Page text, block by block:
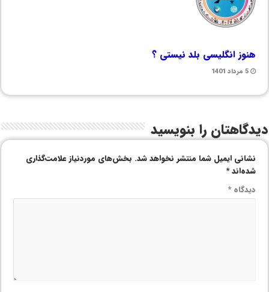
هنوز انگلیسی بلد نیستی ؟
5 مرداد 1401
دیدگاهتان را بنویسید
نشانی ایمیل شما منتشر نخواهد شد. بخش‌های موردنیاز علامت‌گذاری
شده‌اند*
دیدگاه*